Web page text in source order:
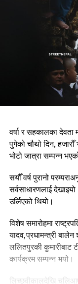
वर्षा र सहकालका देवता
पुगेको चौथो दिन,
भोटो जात्रा सम्पन्न
सयौँ वर्ष पुरानो
सर्वसाधारणलाई
उर्लिएको थियो।
विशेष समारोहमा
यादव,प्रधामन्त्री
ललितपुरकी कुमारीबाट
कार्यक्रम सम्पन्न भयो।
लिच्छवीकालदेखि